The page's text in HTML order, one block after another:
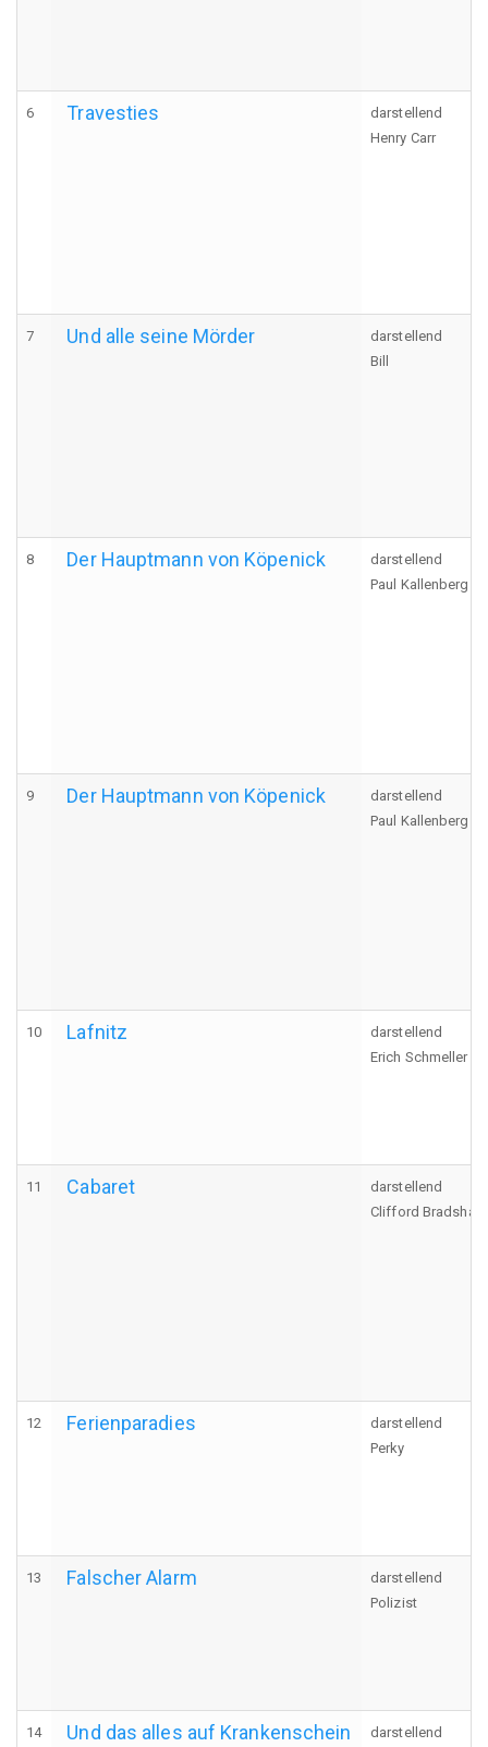
6 Travesties
darstellend
Henry Carr
7 Und alle seine Mörder
darstellend
Bill
8 Der Hauptmann von Köpenick
darstellend
Paul Kallenberg
9 Der Hauptmann von Köpenick
darstellend
Paul Kallenberg
10 Lafnitz
darstellend
Erich Schmeller
11 Cabaret
darstellend
Clifford Bradshaw
12 Ferienparadies
darstellend
Perky
13 Falscher Alarm
darstellend
Polizist
14 Und das alles auf Krankenschein
darstellend